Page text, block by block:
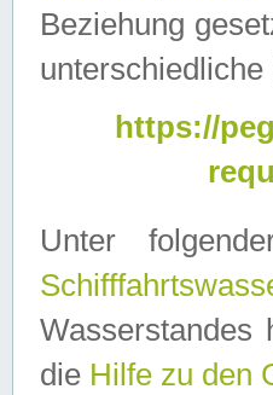
Beziehung
https://
Unter
Wasserstandes
die Hilfe zu den